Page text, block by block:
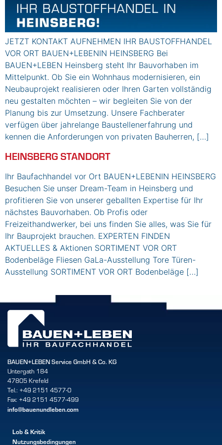
JETZT KONTAKT AUFNEHMEN IHR BAUSTOFFHANDEL
VOR ORT BAUEN+LEBENIN HEINSBERG Bei
BAUEN+LEBEN Heinsberg steht Ihr Bauvorhaben im
Mittelpunkt. Ob Sie ein Wohnhaus modernisieren, ein
Neubauprojekt realisieren oder Ihren Garten vollständig
neu gestalten möchten – wir begleiten Sie von der
Planung bis zur Umsetzung. Unsere Fachberater
verfügen über jahrelange Baustellenerfahrung und
kennen die Anforderungen von privaten Bauherren, […]
HEINSBERG STANDORT
Ihr Baufachhandel vor Ort BAUEN+LEBENIN HEINSBERG
Besuchen Sie unser Dream-Team in Heinsberg und
profitieren Sie von unserer geballten Expertise für Ihr
nächstes Bauvorhaben. Ob Profis oder
Freizeithandwerker, bei uns finden Sie alles, was Sie für
Ihr Bauprojekt brauchen. EXPERTEN FINDEN
AKTUELLES & Aktionen SORTIMENT VOR ORT
Bodenbeläge Fliesen GaLa-Ausstellung Tore Türen-
Ausstellung SORTIMENT VOR ORT Bodenbeläge […]
BAUEN+LEBEN Service GmbH & Co. KG
Untergath 184
47805 Krefeld
Tel.: +49 2151 4577-0
Fax: +49 2151 4577-499
info@bauenundleben.com
Lob & Kritik
Nutzungsbedingungen